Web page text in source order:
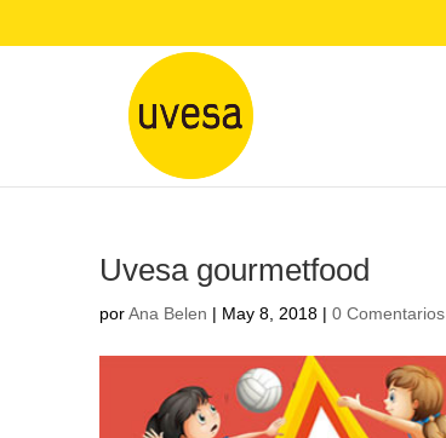
Uvesa gourmetfood
porAna Belen | May 8, 2018 | 0 Comentarios